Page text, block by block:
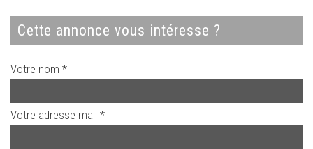
cette annonce vous intéresse ?
Votre nom *
Votre adresse mail *